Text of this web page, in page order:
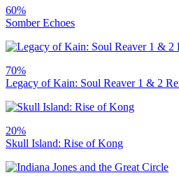
60%
Somber Echoes
70%
Legacy of Kain: Soul Reaver 1 & 2
20%
Skull Island: Rise of Kong